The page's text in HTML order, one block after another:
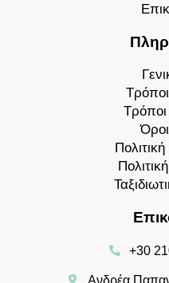
+30
Ανδρέα